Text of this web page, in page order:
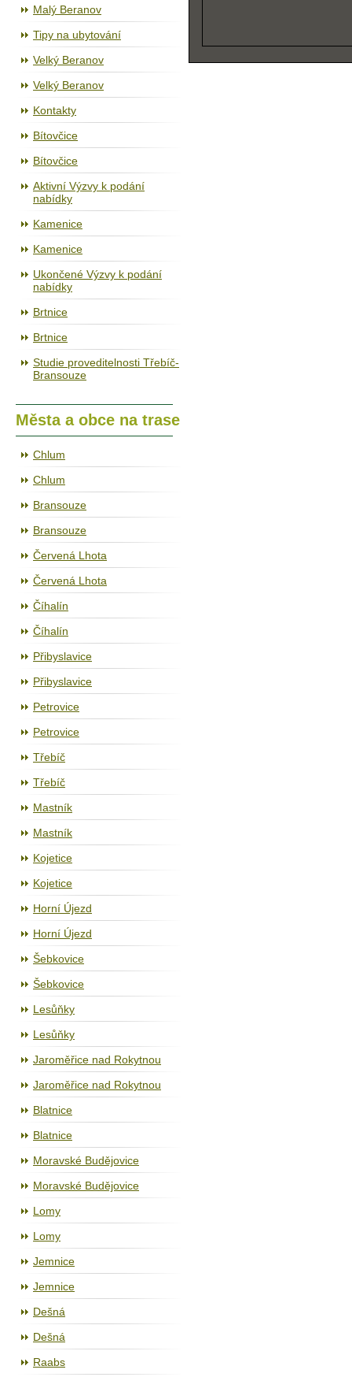
Malý Beranov
Tipy na ubytování
Velký Beranov
Velký Beranov
Kontakty
Bítovčice
Bítovčice
Aktivní Výzvy k podání
nabídky
Kamenice
Kamenice
Ukončené Výzvy k podání
nabídky
Brtnice
Brtnice
Studie proveditelnosti Třebíč-
Bransouze
Města a obce na trase
Chlum
Chlum
Bransouze
Bransouze
Červená Lhota
Červená Lhota
Číhalín
Číhalín
Přibyslavice
Přibyslavice
Petrovice
Petrovice
Třebíč
Třebíč
Mastník
Mastník
Kojetice
Kojetice
Horní Újezd
Horní Újezd
Šebkovice
Šebkovice
Lesůňky
Lesůňky
Jaroměřice nad Rokytnou
Jaroměřice nad Rokytnou
Blatnice
Blatnice
Moravské Budějovice
Moravské Budějovice
Lomy
Lomy
Jemnice
Jemnice
Dešná
Dešná
Raabs